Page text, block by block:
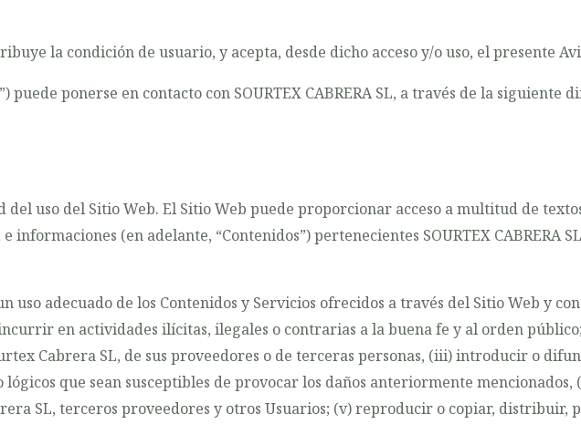
la condición de usuario, y acepta, desde dicho acceso y/o uso, el presente
puede ponerse en contacto con SOURTEX CABRERA SL, a través de la siguiente
uso del Sitio Web. El Sitio Web puede proporcionar acceso a multitud de
(en adelante, “Contenidos”) pertenecientes SOURTEX CABRERA
uso adecuado de los Contenidos y Servicios ofrecidos a través del Sitio Web y
en actividades ilícitas, ilegales o contrarias a la buena fe y al orden
Cabrera SL, de sus proveedores o de terceras personas, (iii) introducir o
lógicos que sean susceptibles de provocar los daños anteriormente
SL, terceros proveedores y otros Usuarios; (v) reproducir o copiar, distribuir,